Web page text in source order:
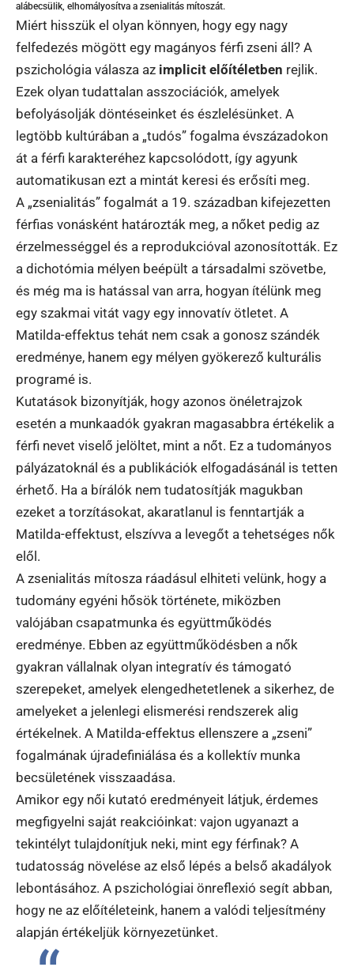
alábecsülik, elhomályosítva a zsenialitás mítoszát.
Miért hisszük el olyan könnyen, hogy egy nagy
felfedezés mögött egy magányos férfi zseni áll? A
pszichológia válasza az implicit előítéletben rejlik.
Ezek olyan tudattalan asszociációk, amelyek
befolyásolják döntéseinket és észlelésünket. A
legtöbb kultúrában a „tudós” fogalma évszázadokon
át a férfi karakteréhez kapcsolódott, így agyunk
automatikusan ezt a mintát keresi és erősíti meg.
A „zsenialitás” fogalmát a 19. században kifejezetten
férfias vonásként határozták meg, a nőket pedig az
érzelmességgel és a reprodukcióval azonosították. Ez
a dichotómia mélyen beépült a társadalmi szövetbe,
és még ma is hatással van arra, hogyan ítélünk meg
egy szakmai vitát vagy egy innovatív ötletet. A
Matilda-effektus tehát nem csak a gonosz szándék
eredménye, hanem egy mélyen gyökerező kulturális
programé is.
Kutatások bizonyítják, hogy azonos önéletrajzok
esetén a munkaadók gyakran magasabbra értékelik a
férfi nevet viselő jelöltet, mint a nőt. Ez a tudományos
pályázatoknál és a publikációk elfogadásánál is tetten
érhető. Ha a bírálók nem tudatosítják magukban
ezeket a torzításokat, akaratlanul is fenntartják a
Matilda-effektust, elszívva a levegőt a tehetséges nők
elől.
A zsenialitás mítosza ráadásul elhiteti velünk, hogy a
tudomány egyéni hősök története, miközben
valójában csapatmunka és együttműködés
eredménye. Ebben az együttműködésben a nők
gyakran vállalnak olyan integratív és támogató
szerepeket, amelyek elengedhetetlenek a sikerhez, de
amelyeket a jelenlegi elismerési rendszerek alig
értékelnek. A Matilda-effektus ellenszere a „zseni”
fogalmának újradefiniálása és a kollektív munka
becsületének visszaadása.
Amikor egy női kutató eredményeit látjuk, érdemes
megfigyelni saját reakcióinkat: vajon ugyanazt a
tekintélyt tulajdonítjuk neki, mint egy férfinak? A
tudatosság növelése az első lépés a belső akadályok
lebontásához. A pszichológiai önreflexió segít abban,
hogy ne az előítéleteink, hanem a valódi teljesítmény
alapján értékeljük környezetünket.